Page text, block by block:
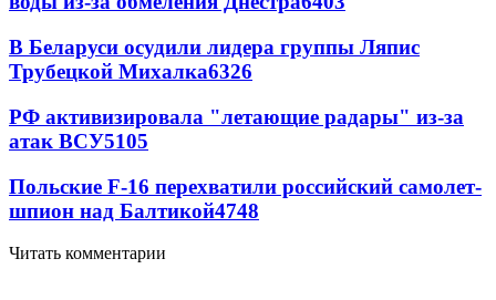
В Беларуси осудили лидера группы Ляпис
Трубецкой Михалка6326
РФ активизировала "летающие радары" из-за
атак ВСУ5105
Польские F-16 перехватили российский самолет-
шпион над Балтикой4748
Читать комментарии